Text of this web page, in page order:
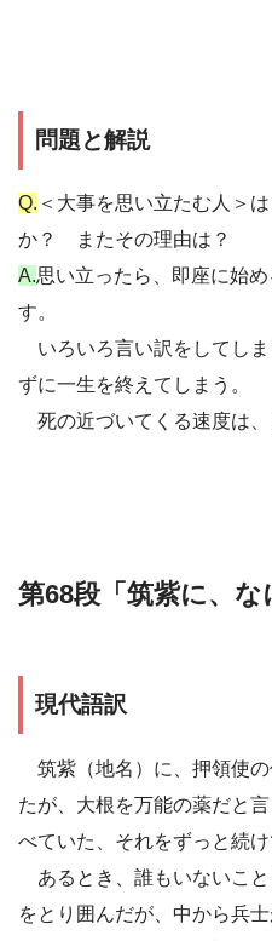
問題と解説
Q. ＜大事を思い立たむ人＞
か？ またその理由は？
A.思い立ったら、即座に始
す。
いろいろ言い訳をしてしま
ずに一生を終えてしまう。
死の近づいてくる速度は、
第68段「筑紫に、な
現代語訳
筑紫（地名）に、押領使
たが、大根を万能の薬だと
べていた、それをずっと続け
あるとき、誰もいないこ
をとり囲んだが、中から兵